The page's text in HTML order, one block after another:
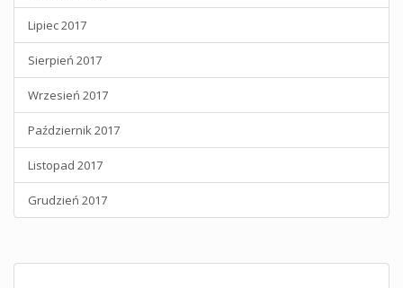
Lipiec 2017
Sierpień 2017
Wrzesień 2017
Październik 2017
Listopad 2017
Grudzień 2017